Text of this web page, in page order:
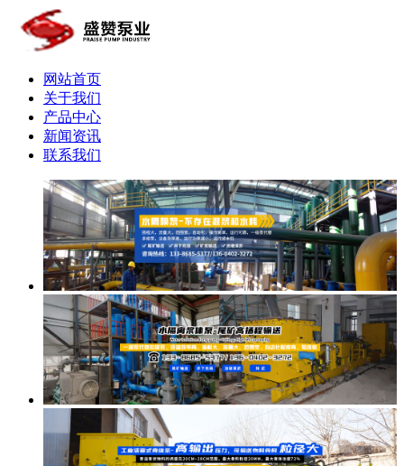
网站首页
关于我们
产品中心
新闻资讯
联系我们